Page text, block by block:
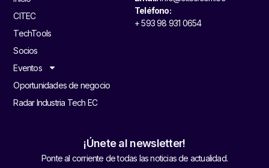
CITEC
TechTools
Socios
Eventos
Oportunidades de negocio
Radar Industria Tech EC
Teléfono:
+ 593 98 931 0654
¡Únete al newsletter!
Ponte al corriente de todas las noticias de actualidad.